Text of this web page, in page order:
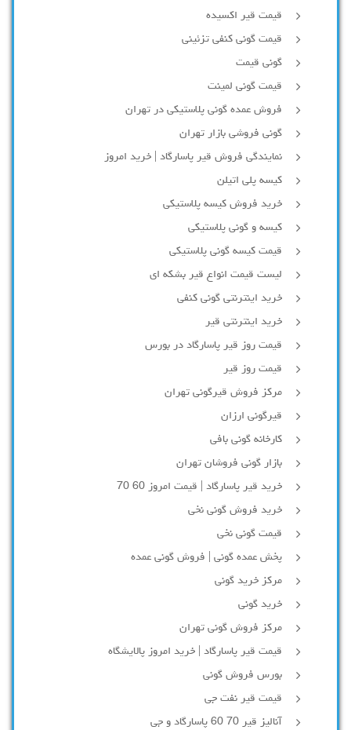
قیمت قیر اکسیده
قیمت گونی کنفی تزئینی
گونی قیمت
قیمت گونی لمینت
فروش عمده گونی پلاستیکی در تهران
گونی فروشی بازار تهران
نمایندگی فروش قیر پاسارگاد | خرید امروز
کیسه پلی اتیلن
خرید فروش کیسه پلاستیکی
کیسه و گونی پلاستیکی
قیمت کیسه گونی پلاستیکی
لیست قیمت انواع قیر بشکه ای
خرید اینترنتی گونی کنفی
خرید اینترنتی قیر
قیمت روز قیر پاسارگاد در بورس
قیمت روز قیر
مرکز فروش قیرگونی تهران
قیرگونی ارزان
کارخانه گونی بافی
بازار گونی فروشان تهران
خرید قیر پاسارگاد | قیمت امروز 60 70
خرید فروش گونی نخی
قیمت گونی نخی
پخش عمده گونی | فروش گونی عمده
مرکز خرید گونی
خرید گونی
مرکز فروش گونی تهران
قیمت قیر پاسارگاد | خرید امروز پالایشگاه
بورس فروش گونی
قیمت قیر نفت جی
آنالیز قیر 70 60 پاسارگاد و جی